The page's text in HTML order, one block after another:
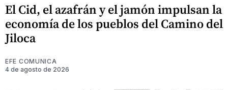
El Cid, el azafrán y el jamón impulsan la
economía de los pueblos del Camino del
Jiloca
EFE COMUNICA
4 de agosto de 2026